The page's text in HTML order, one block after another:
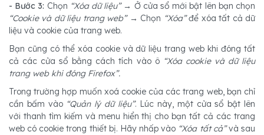
- Bước 3: Chọn “Xóa dữ liệu” → Ở cửa sổ mới bật lên bạn chọn
“Cookie và dữ liệu trang web”→ Chọn “Xóa”để xóa tất cả dữ
liệu và cookie của trang web.
Bạn cũng có thể xóa cookie và dữ liệu trang web khi đóng tất
cả các cửa sổ bằng cách tích vào ô “Xóa cookie và dữ liệu
trang web khi đóng Firefox”.
Trong trường hợp muốn xoá cookie của các trang web, bạn chỉ
cần bấm vào“Quản lý dữ liệu”. Lúc này, một cửa sổ bật lên
với thanh tìm kiếm và menu hiển thị cho bạn tất cả các trang
web có cookie trong thiết bị. Hãy nhấp vào “Xóa tất cả”và sau